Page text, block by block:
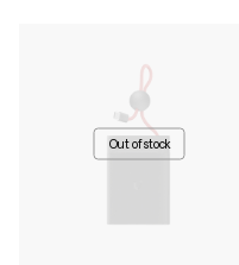
Out of stock